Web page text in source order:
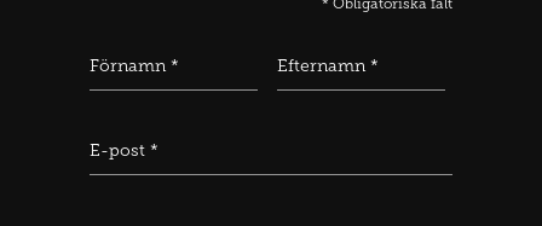
* Obligatoriska fält
Förnamn * Efternamn *
E-post *